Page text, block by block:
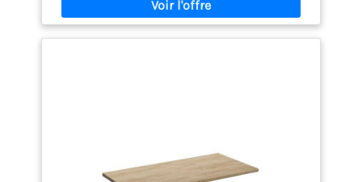
champignons permet aux meubles en chêne de
rester attrayants et fonctionnels pendant des
années. 【Utilisation polyvalente :】 ce plan de
variations de couleurs et de grains. La livraison est
aléatoire, ce qui garantit l'exclusivité et